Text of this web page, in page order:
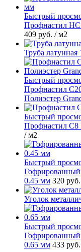
Быстрый
Профнастил
409 руб. / м2
Труба
Быстрый
Профнастил
Полиэстер
Быстрый
Профнастил С8
/ м2
Быстрый
0.45 мм 320 руб.
Уголок
Быстрый
0.65 мм 433 руб.